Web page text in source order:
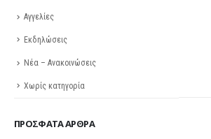
Αγγελίες
Εκδηλώσεις
Νέα – Ανακοινώσεις
Χωρίς κατηγορία
ΠΡΌΣΦΑΤΑ ΆΡΘΡΑ